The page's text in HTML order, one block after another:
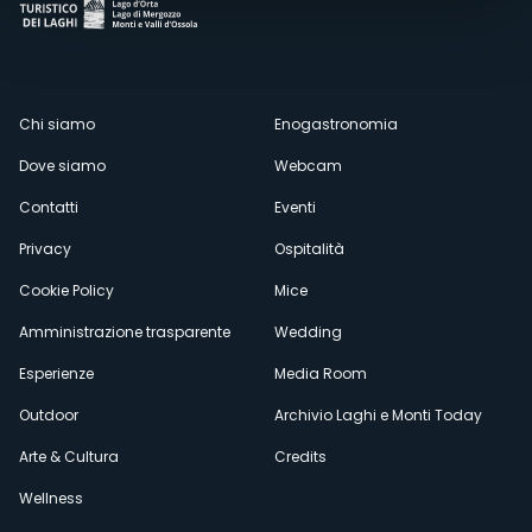
Menù
secondario
Chi siamo
Dove siamo
Contatti
Privacy
Cookie Policy
Amministrazione trasparente
Esperienze
Outdoor
Arte & Cultura
Wellness
Enogastronomia
Webcam
Eventi
Ospitalità
Mice
Wedding
Media Room
Archivio Laghi e Monti Today
Credits